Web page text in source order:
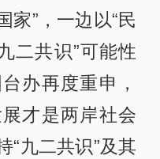
家”，一边以“民
二共识”可能性
办再度重申，
才是两岸社会
“九二共识”及其